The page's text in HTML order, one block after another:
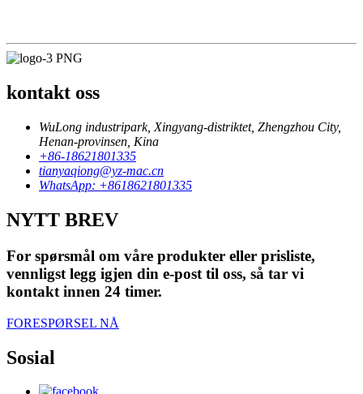
kontakt oss
WuLong industripark, Xingyang-distriktet, Zhengzhou City,
Henan-provinsen, Kina
+86-18621801335
tianyaqiong@yz-mac.cn
WhatsApp: +8618621801335
NYTT BREV
For spørsmål om våre produkter eller prisliste,
vennligst legg igjen din e-post til oss, så tar vi
kontakt innen 24 timer.
FORESPØRSEL NÅ
Sosial